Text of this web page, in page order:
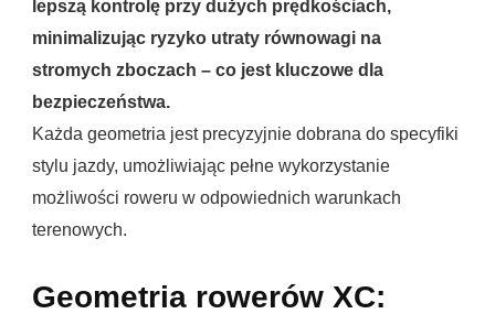
lepszą kontrolę przy dużych prędkościach,
minimalizując ryzyko utraty równowagi na
stromych zboczach – co jest kluczowe dla
bezpieczeństwa.
Każda geometria jest precyzyjnie dobrana do specyfiki
stylu jazdy, umożliwiając pełne wykorzystanie
możliwości roweru w odpowiednich warunkach
terenowych.
Geometria rowerów XC: